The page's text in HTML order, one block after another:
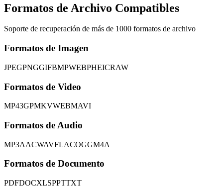
Formatos de Archivo Compatibles
Soporte de recuperación de más de 1000 formatos de archivo
Formatos de Imagen
JPEGPNGGIFBMPWEBPHEICRAW
Formatos de Video
MP43GPMKVWEBMAVI
Formatos de Audio
MP3AACWAVFLACOGGM4A
Formatos de Documento
PDFDOCXLSPPTTXT